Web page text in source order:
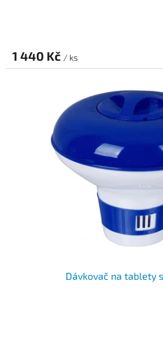
1 440 Kč / ks
Dávkovač na tablety